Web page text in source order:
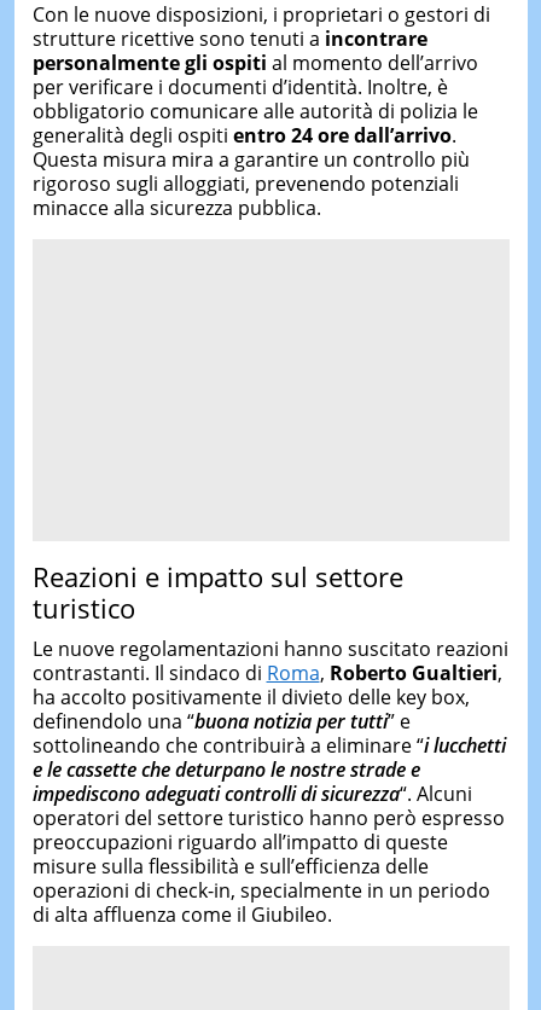
Con le nuove disposizioni, i proprietari o gestori di
strutture ricettive sono tenuti a incontrare
personalmente gli ospiti al momento dell’arrivo
per verificare i documenti d’identità. Inoltre, è
obbligatorio comunicare alle autorità di polizia le
generalità degli ospiti entro 24 ore dall’arrivo.
Questa misura mira a garantire un controllo più
rigoroso sugli alloggiati, prevenendo potenziali
minacce alla sicurezza pubblica.
Reazioni e impatto sul settore
turistico
Le nuove regolamentazioni hanno suscitato reazioni
contrastanti. Il sindaco di Roma, Roberto Gualtieri,
ha accolto positivamente il divieto delle key box,
definendolo una “buona notizia per tutti” e
sottolineando che contribuirà a eliminare “i lucchetti
e le cassette che deturpano le nostre strade e
impediscono adeguati controlli di sicurezza“. Alcuni
operatori del settore turistico hanno però espresso
preoccupazioni riguardo all’impatto di queste
misure sulla flessibilità e sull’efficienza delle
operazioni di check-in, specialmente in un periodo
di alta affluenza come il Giubileo.